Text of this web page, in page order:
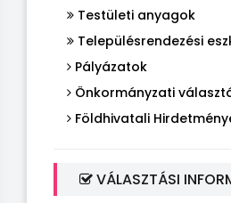
Testületi anyagok
Településrendezési
Pályázatok
Önkormányzati
Földhivatali
VÁLASZTÁSI